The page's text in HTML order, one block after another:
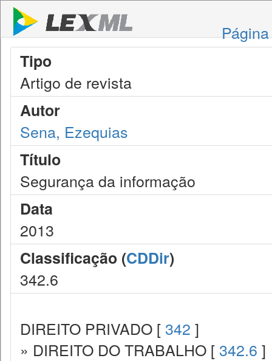
Tipo
Artigo de revista
Autor
Sena, Ezequias
Título
Segurança da informação
Data
2013
Classificação (CDDir)
342.6
DIREITO PRIVADO [ 342 ]
» DIREITO DO TRABALHO [ 342.6 ]